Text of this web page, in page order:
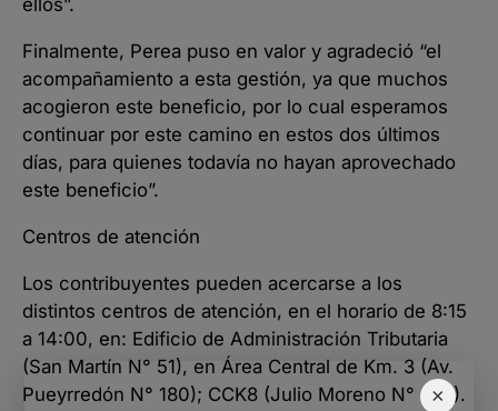
×
ellos”.
Finalmente, Perea puso en valor y agradeció “el
acompañamiento a esta gestión, ya que muchos
acogieron este beneficio, por lo cual esperamos
continuar por este camino en estos dos últimos
días, para quienes todavía no hayan aprovechado
este beneficio”.
Centros de atención
Los contribuyentes pueden acercarse a los
distintos centros de atención, en el horario de 8:15
a 14:00, en: Edificio de Administración Tributaria
(San Martín N° 51), en Área Central de Km. 3 (Av.
Pueyrredón N° 180); CCK8 (Julio Moreno N° 574).